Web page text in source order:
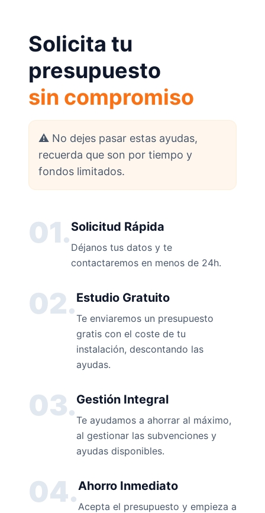
Solicita tu
presupuesto
sin compromiso
⚠️ No dejes pasar estas ayudas,
recuerda que son por tiempo y
fondos limitados.
01.Solicitud Rápida
Déjanos tus datos y te
contactaremos en menos de 24h.
02.Estudio Gratuito
Te enviaremos un presupuesto
gratis con el coste de tu
instalación, descontando las
ayudas.
03.Gestión Integral
Te ayudamos a ahorrar al máximo,
al gestionar las subvenciones y
ayudas disponibles.
04.Ahorro Inmediato
Acepta el presupuesto y empieza a